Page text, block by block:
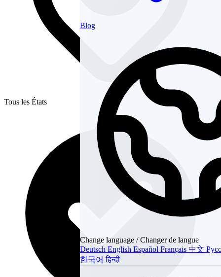
Blog
Change language / Changer de langue
Deutsch English Español Français 中文
한국어हिन्दी
Tous les États